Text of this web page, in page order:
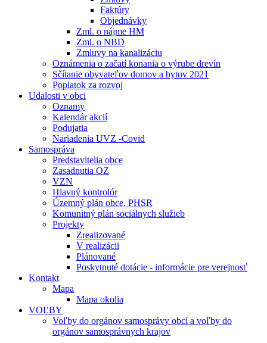
Faktúry
Objednávky
Zml. o nájme HM
Zml. o NBD
Zmluvy na kanalizáciu
Oznámenia o začatí konania o výrube drevín
Sčítanie obyvateľov domov a bytov 2021
Poplatok za rozvoj
Udalosti v obci
Oznamy
Kalendár akcií
Podujatia
Nariadenia UVZ -Covid
Samospráva
Predstavitelia obce
Zasadnutia OZ
VZN
Hlavný kontrolór
Územný plán obce, PHSR
Komunitný plán sociálnych služieb
Projekty
Zrealizované
V realizácii
Plánované
Poskytnuté dotácie - informácie pre verejnosť
Kontakt
Mapa
Mapa okolia
VOĽBY
Voľby do orgánov samosprávy obcí a voľby do
orgánov samosprávnych krajov